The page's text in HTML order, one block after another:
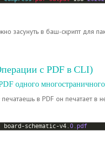
засунуть в баш-скрипт для
с PDF в CLI)
одного многостраничного
печатаешь в PDF он печатает в
board-schematic-v4.0.pdf